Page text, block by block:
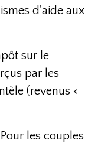
d'aide aux
sur le
par les
(revenus <
les couples